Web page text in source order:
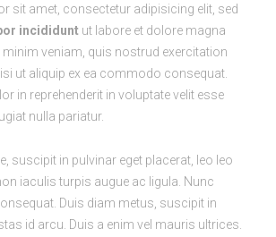
sit amet, consectetur adipisicing elit, sed
incididunt ut labore et dolore magna
minim veniam, quis nostrud exercitation
ut aliquip ex ea commodo consequat.
in reprehenderit in voluptate velit esse
nulla pariatur.
suscipit in pulvinar eget placerat, leo leo
iaculis turpis augue ac ligula. Nunc
Duis diam metus, suscipit in
id arcu. Duis a enim vel mauris ultrices.